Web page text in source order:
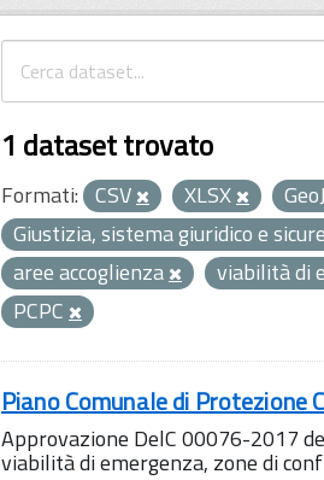
1 dataset trovato
Formati: CSV XLSX
Giustizia, sistema giuridico e
aree accoglienza
viabilità di
PCPC
Piano Comunale di Protezione
Approvazione DelC 00076-2017
viabilità di emergenza, zone di